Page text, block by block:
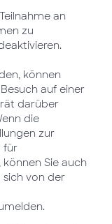
an
zu
können
auf einer
darüber
die
zur
für
Sie auch
sich von der